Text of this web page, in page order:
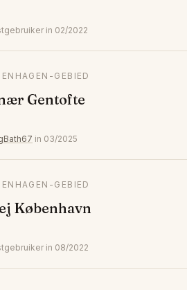
in 02/2022
GEBIED
Gentofte
in 03/2025
GEBIED
København
in 08/2022